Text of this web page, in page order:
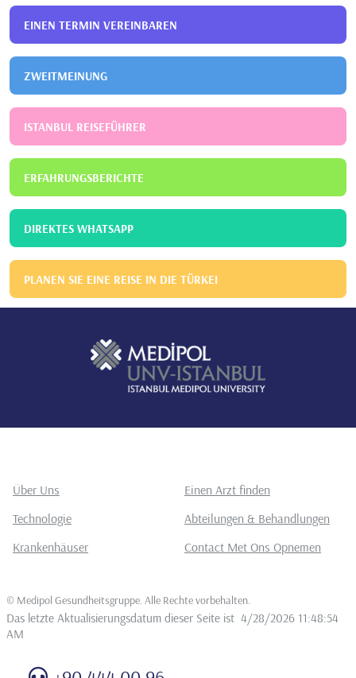
EINEN TERMIN VEREINBAREN
ZWEITMEINUNG
ISTANBUL REISEFÜHRER
ERFAHRUNGSBERICHTE
DIREKTES WHATSAPP
PLANEN SIE EINE REISE IN DIE TÜRKEI
Über Uns
Einen Arzt finden
Technologie
Abteilungen & Behandlungen
Krankenhäuser
Contact Met Ons Opnemen
© Medipol Gesundheitsgruppe. Alle Rechte vorbehalten.
Das letzte Aktualisierungsdatum dieser Seite ist 4/28/2026 11:48:54
AM